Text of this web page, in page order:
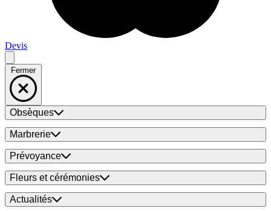
Devis
Fermer
Obsèques
Marbrerie
Prévoyance
Fleurs et cérémonies
Actualités